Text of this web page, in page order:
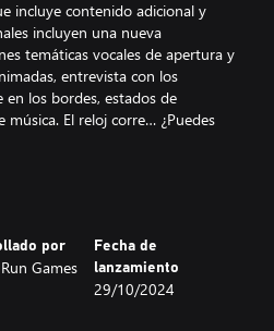
incluye contenido adicional y
incluyen una nueva
temáticas vocales de apertura y
entrevista con los
en los bordes, estados de
El reloj corre… ¿Puedes
vez de Japón.
mejorado, que incluye varias
y mejoras de calidad de vida.
por
Games
Fecha de
lanzamiento
29/10/2024